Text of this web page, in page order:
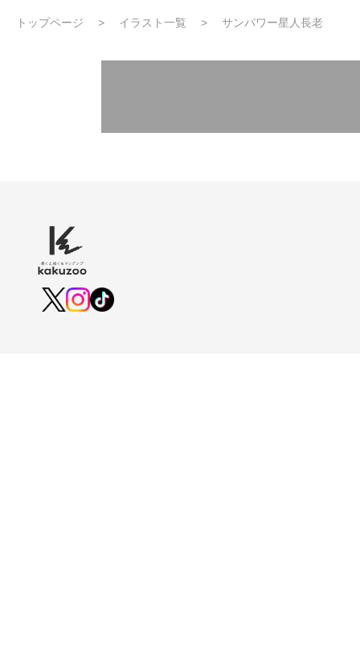
トップページ イラスト一覧 サンパワー星人長老